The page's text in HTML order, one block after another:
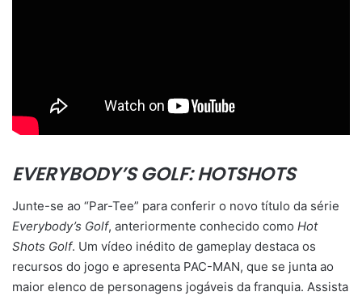
EVERYBODY’S GOLF: HOTSHOTS
Junte-se ao “Par-Tee” para conferir o novo título da série
Everybody’s Golf, anteriormente conhecido como Hot
Shots Golf. Um vídeo inédito de gameplay destaca os
recursos do jogo e apresenta PAC-MAN, que se junta ao
maior elenco de personagens jogáveis ​​da franquia. Assista